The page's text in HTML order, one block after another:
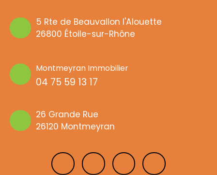
5 Rte de Beauvallon l'Alouette
26800 Étoile-sur-Rhône
Montmeyran Immobilier
04 75 59 13 17
26 Grande Rue
26120 Montmeyran